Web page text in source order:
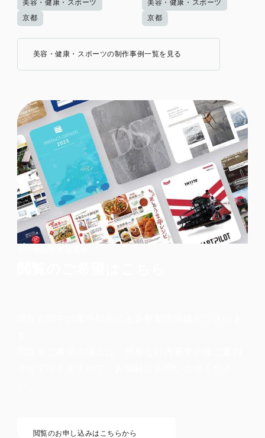
美容・健康・スポーツ
京都
美容・健康・スポーツ
京都
美容・健康・スポーツの制作事例一覧を見る
閲覧のお申し込みはこちらから